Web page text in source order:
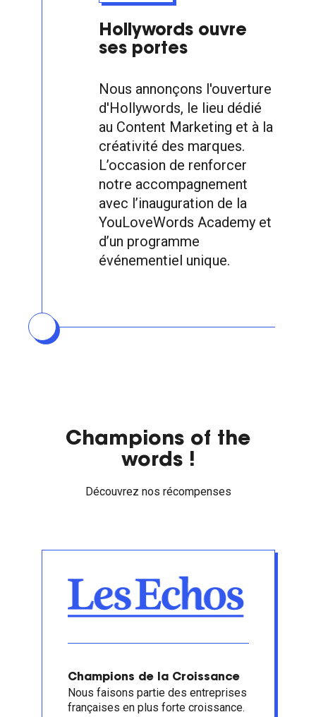
Hollywords ouvre
ses portes
Nous annonçons l'ouverture
d'Hollywords, le lieu dédié
au Content Marketing et à la
créativité des marques.
L’occasion de renforcer
notre accompagnement
avec l’inauguration de la
YouLoveWords Academy et
d’un programme
événementiel unique.
Champions of the
words !
Découvrez nos récompenses
Champions de la Croissance
Nous faisons partie des entreprises
françaises en plus forte croissance.